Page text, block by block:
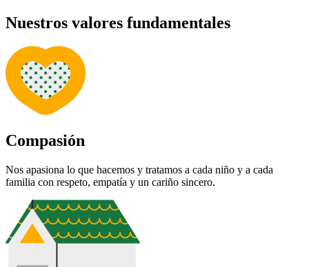
Nuestros valores fundamentales
Compasión
Nos apasiona lo que hacemos y tratamos a cada niño y a cada
familia con respeto, empatía y un cariño sincero.